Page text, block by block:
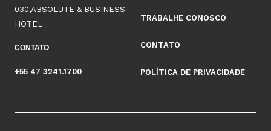
030,ABSOLUTE & BUSINESS
HOTEL
CONTATO
+55 47 3241.1700
TRABALHE CONOSCO
CONTATO
POLÍTICA DE PRIVACIDADE